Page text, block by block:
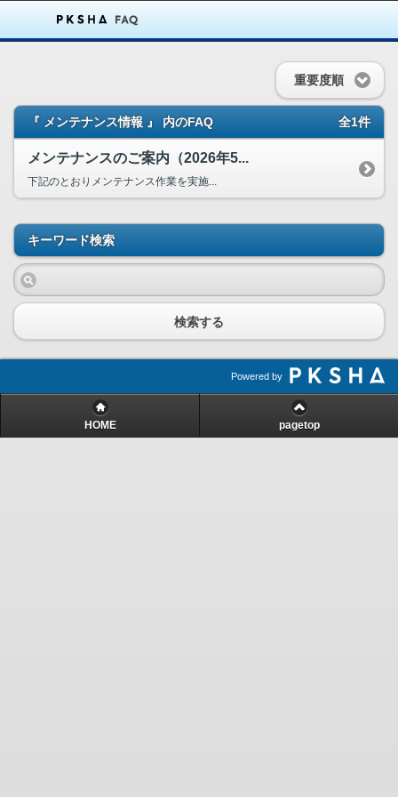
重要度順
『 メンテナンス情報 』 内のFAQ 全1件
メンテナンスのご案内（2026年5...
下記のとおりメンテナンス作業を実施...
キーワード検索
検索する
Powered by
HOME pagetop